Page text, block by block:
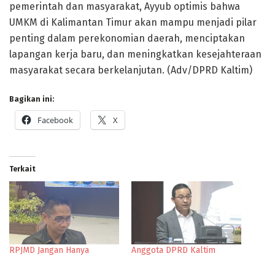
pemerintah dan masyarakat, Ayyub optimis bahwa
UMKM di Kalimantan Timur akan mampu menjadi pilar
penting dalam perekonomian daerah, menciptakan
lapangan kerja baru, dan meningkatkan kesejahteraan
masyarakat secara berkelanjutan. (Adv/DPRD Kaltim)
Bagikan ini:
Facebook X
Terkait
RPJMD Jangan Hanya
Anggota DPRD Kaltim